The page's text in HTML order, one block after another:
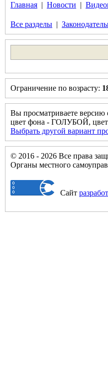
Главная | Новости |
Все разделы |
Ограничение по возрасту:
Вы просматриваете версию
цвет фона - ГОЛУБОЙ,
Выбрать другой вариант
© 2016 - 2026 Все права
Органы местного
Сайт